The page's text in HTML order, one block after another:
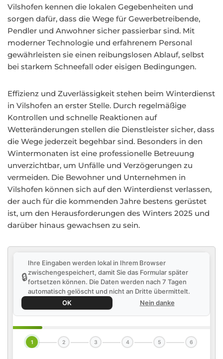
Vilshofen kennen die lokalen Gegebenheiten und
sorgen dafür, dass die Wege für Gewerbetreibende,
Pendler und Anwohner sicher passierbar sind. Mit
moderner Technologie und erfahrenem Personal
gewährleisten sie einen reibungslosen Ablauf, selbst
bei starkem Schneefall oder eisigen Bedingungen.
Effizienz und Zuverlässigkeit stehen beim Winterdienst
in Vilshofen an erster Stelle. Durch regelmäßige
Kontrollen und schnelle Reaktionen auf
Wetteränderungen stellen die Dienstleister sicher, dass
die Wege jederzeit begehbar sind. Besonders in den
Wintermonaten ist eine professionelle Betreuung
unverzichtbar, um Unfälle und Verzögerungen zu
vermeiden. Die Bewohner und Unternehmen in
Vilshofen können sich auf den Winterdienst verlassen,
der auch für die kommenden Jahre bestens gerüstet
ist, um den Herausforderungen des Winters 2025 und
darüber hinaus gewachsen zu sein.
🔒
Ihre Eingaben werden lokal in Ihrem Browser
zwischengespeichert, damit Sie das Formular später
fortsetzen können. Die Daten werden nach 7 Tagen
automatisch gelöscht und nicht an Dritte übermittelt.
OK
Nein danke
1 2 3 4 5 6